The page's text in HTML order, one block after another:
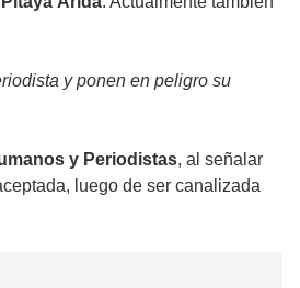
y ponen en peligro su
y Periodistas, al señalar
luego de ser canalizada